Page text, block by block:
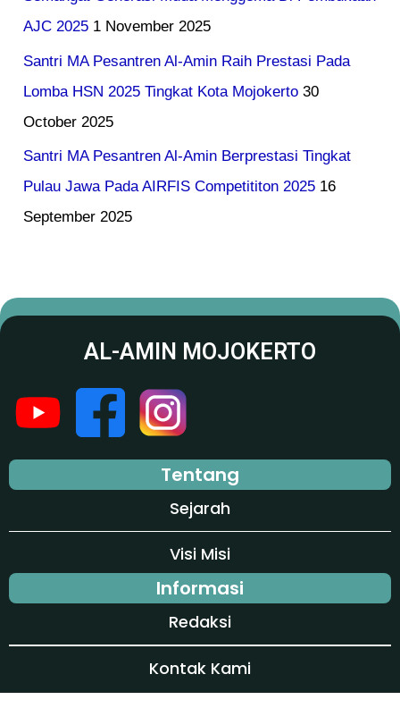
AJC 2025 1 November 2025
Santri MA Pesantren Al-Amin Raih Prestasi Pada
Lomba HSN 2025 Tingkat Kota Mojokerto 30
October 2025
Santri MA Pesantren Al-Amin Berprestasi Tingkat
Pulau Jawa Pada AIRFIS Competititon 2025 16
September 2025
AL-AMIN MOJOKERTO
Tentang
Sejarah
Visi Misi
Informasi
Redaksi
Kontak Kami